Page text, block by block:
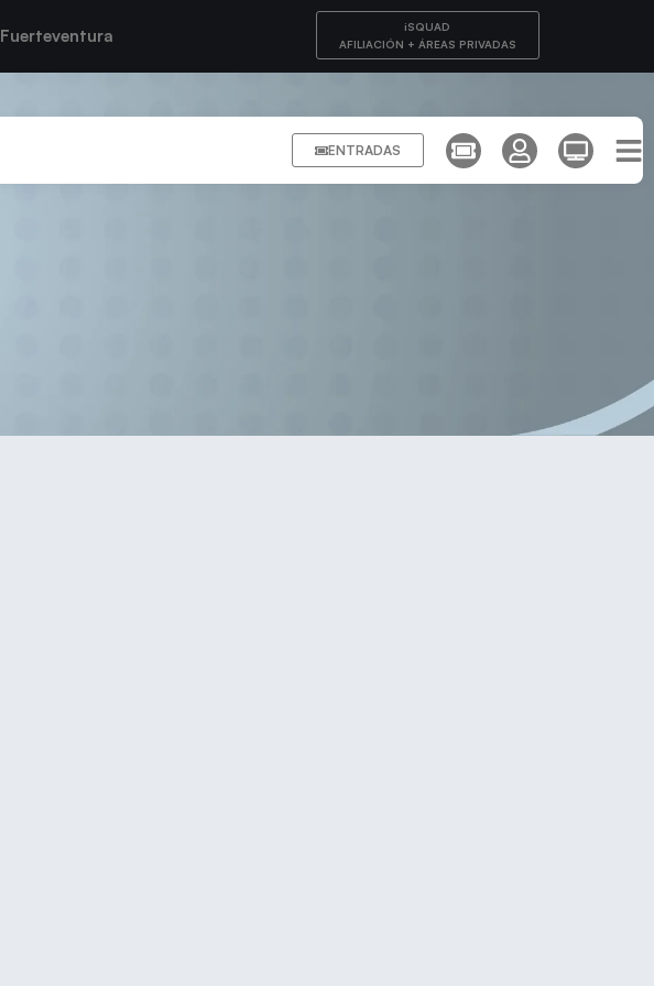
Fuerteventura
iSQUAD
AFILIACIÓN + ÁREAS PRIVADAS
ENTRADAS